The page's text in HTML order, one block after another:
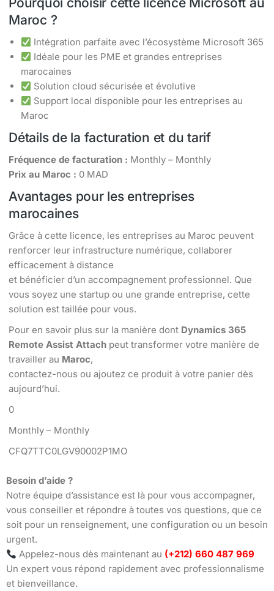
Maroc ?
Intégration parfaite avec l’écosystème Microsoft 365
Idéale pour les PME et grandes entreprises
marocaines
Solution cloud sécurisée et évolutive
Support local disponible pour les entreprises au
Maroc
Détails de la facturation et du tarif
Fréquence de facturation : Monthly – Monthly
Prix au Maroc : 0 MAD
Avantages pour les entreprises
marocaines
Grâce à cette licence, les entreprises au Maroc peuvent
renforcer leur infrastructure numérique, collaborer
efficacement à distance
et bénéficier d’un accompagnement professionnel. Que
vous soyez une startup ou une grande entreprise, cette
solution est taillée pour vous.
Pour en savoir plus sur la manière dont Dynamics 365
Remote Assist Attach peut transformer votre manière de
travailler au Maroc,
contactez-nous ou ajoutez ce produit à votre panier dès
aujourd’hui.
0
Monthly – Monthly
CFQ7TTC0LGV90002P1MO
Besoin d’aide ?
Notre équipe d’assistance est là pour vous accompagner,
vous conseiller et répondre à toutes vos questions, que ce
soit pour un renseignement, une configuration ou un besoin
urgent.
Appelez-nous dès maintenant au (+212) 660 487 969
Un expert vous répond rapidement avec professionnalisme
et bienveillance.